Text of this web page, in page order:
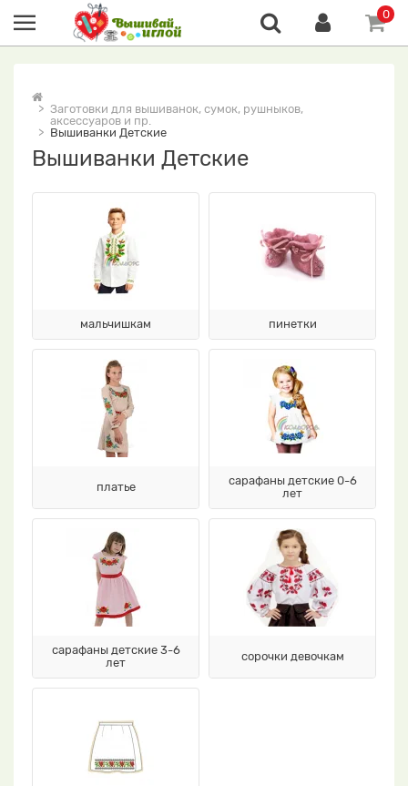
0
Заготовки для вышиванок, сумок, рушныков,
аксессуаров и пр.
Вышиванки Детские
Вышиванки Детские
мальчишкам пинетки
платье
сарафаны детские 0-6
лет
сарафаны детские 3-6
лет
сорочки девочкам